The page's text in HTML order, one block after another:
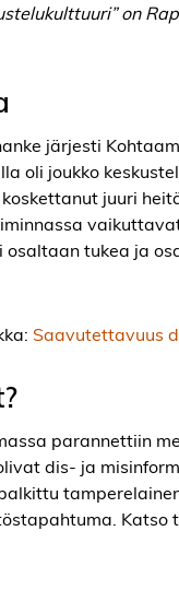
on
järjesti
oli joukko
juuri
tukea ja
Saavutettavuus
parannettiin
dis- ja
Katso